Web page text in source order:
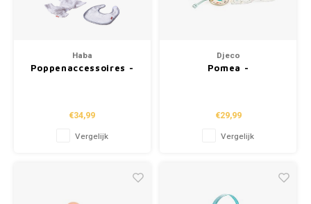
Haba
Poppenaccessoires -
€34,99
Vergelijk
Djeco
Pomea -
€29,99
Vergelijk